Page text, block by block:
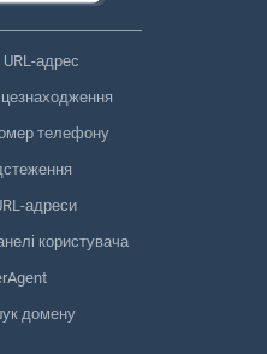
адрес
телефону
адреси
користувача
домену